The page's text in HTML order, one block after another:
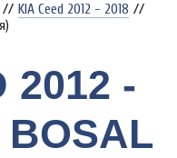
// KIA Ceed 2012 - 2018 //
2012 -
BOSAL